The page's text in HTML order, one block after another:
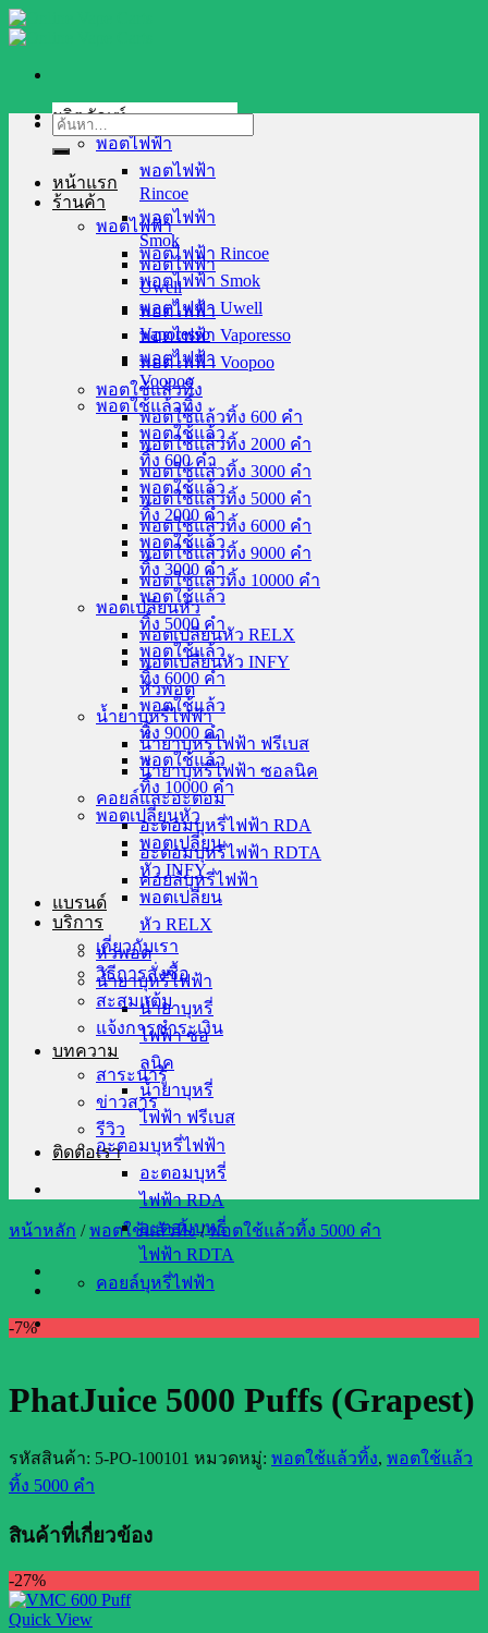
Skip
to
ผลิตภัณฑ์
พอตไฟฟ้า
พอตไฟฟ้า
Rincoe
พอตไฟฟ้า
Smok
พอตไฟฟ้า
Uwell
พอตไฟฟ้า
Vaporesso
พอตไฟฟ้า
Voopoo
พอตใช้แล้วทิ้ง
พอตใช้แล้ว
ทิ้ง 600 คำ
พอตใช้แล้ว
ทิ้ง 2000 คำ
พอตใช้แล้ว
ทิ้ง 3000 คำ
พอตใช้แล้ว
ทิ้ง 5000 คำ
พอตใช้แล้ว
ทิ้ง 6000 คำ
พอตใช้แล้ว
ทิ้ง 9000 คำ
พอตใช้แล้ว
ทิ้ง 10000 คำ
พอตเปลี่ยนหัว
พอตเปลี่ยน
หัว INFY
พอตเปลี่ยน
หัว RELX
หัวพอต
น้ำยาบุหรี่ไฟฟ้า
น้ำยาบุหรี่
ไฟฟ้า ซอ
ลนิค
น้ำยาบุหรี่
ไฟฟ้า ฟรีเบส
อะตอมบุหรี่ไฟฟ้า
อะตอมบุหรี่
ไฟฟ้า RDA
อะตอมบุหรี่
ไฟฟ้า RDTA
คอยล์บุหรี่ไฟฟ้า
ค้นหา:
หน้าแรก
ร้านค้า
พอตไฟฟ้า
พอตไฟฟ้า Rincoe
พอตไฟฟ้า Smok
พอตไฟฟ้า Uwell
พอตไฟฟ้า Vaporesso
พอตไฟฟ้า Voopoo
พอตใช้แล้วทิ้ง
พอตใช้แล้วทิ้ง 600 คำ
พอตใช้แล้วทิ้ง 2000 คำ
พอตใช้แล้วทิ้ง 3000 คำ
พอตใช้แล้วทิ้ง 5000 คำ
พอตใช้แล้วทิ้ง 6000 คำ
พอตใช้แล้วทิ้ง 9000 คำ
พอตใช้แล้วทิ้ง 10000 คำ
พอตเปลี่ยนหัว
พอตเปลี่ยนหัว RELX
พอตเปลี่ยนหัว INFY
หัวพอต
น้ำยาบุหรี่ไฟฟ้า
น้ำยาบุหรี่ไฟฟ้า ฟรีเบส
น้ำยาบุหรี่ไฟฟ้า ซอลนิค
คอยล์และอะตอม
อะตอมบุหรี่ไฟฟ้า RDA
อะตอมบุหรี่ไฟฟ้า RDTA
คอยล์บุหรี่ไฟฟ้า
แบรนด์
บริการ
เกี่ยวกับเรา
วิธีการสั่งซื้อ
สะสมแต้ม
แจ้งการชำระเงิน
บทความ
สาระน่ารู้
ข่าวสาร
รีวิว
ติดต่อเรา
หน้าหลัก / พอตใช้แล้วทิ้ง / พอตใช้แล้วทิ้ง 5000 คำ
-7%
PhatJuice 5000 Puffs (Grapest)
รหัสสินค้า: 5-PO-100101 หมวดหมู่: พอตใช้แล้วทิ้ง, พอตใช้แล้ว
ทิ้ง 5000 คำ
สินค้าที่เกี่ยวข้อง
-27%
Quick View